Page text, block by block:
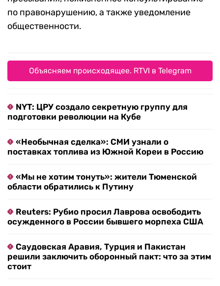
по правонарушению, а также уведомление
общественности.
Объясняем происходящее. RTVI в Telegram
NYT: ЦРУ создало секретную группу для
подготовки революции на Кубе
«Необычная сделка»: СМИ узнали о
поставках топлива из Южной Кореи в Россию
«Мы не хотим тонуть»: жители Тюменской
области обратились к Путину
Reuters: Рубио просил Лаврова освободить
осужденного в России бывшего морпеха США
Саудовская Аравия, Турция и Пакистан
решили заключить оборонный пакт: что за этим
стоит